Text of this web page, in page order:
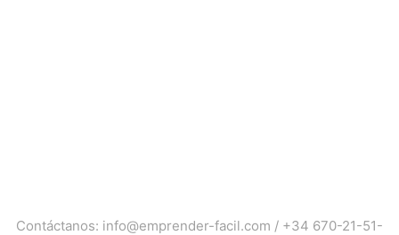
Contáctanos: info@emprender-facil.com / +34 670-21-51-